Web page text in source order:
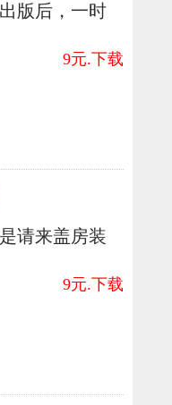
版后，一时
9元.下载
请来盖房装
9元.下载